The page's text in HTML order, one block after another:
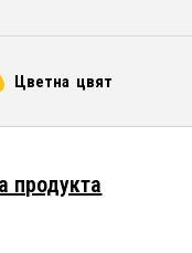
Цветна цвят
продукта